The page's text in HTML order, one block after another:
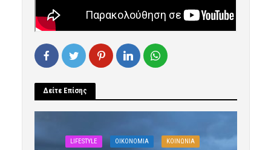
Δείτε Επίσης
LIFESTYLE OIKONOMIA ΚΟΙΝΩΝΙΑ